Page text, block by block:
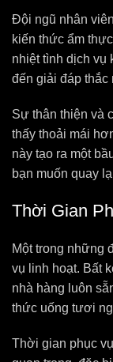
Đội ngũ nhân
kiến thức ẩm
nhiệt tình dịch vụ
đến giải đáp thắc
Sự thân thiện và
thấy thoải mái
này tạo ra một
bạn muốn quay
Thời Gian
Một trong những
vụ linh hoạt. Bất
nhà hàng luôn
thức uống tươi
Thời gian phục